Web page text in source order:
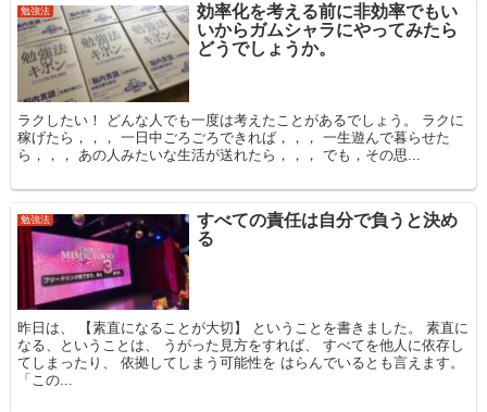
勉強法
効率化を考える前に非効率でもい
いからガムシャラにやってみたら
どうでしょうか。
ラクしたい！ どんな人でも一度は考えたことがあるでしょう。 ラクに
稼げたら，，， 一日中ごろごろできれば，，， 一生遊んで暮らせた
ら，，， あの人みたいな生活が送れたら，，， でも，その思...
勉強法
すべての責任は自分で負うと決め
る
昨日は、 【素直になることが大切】 ということを書きました。 素直に
なる、ということは、 うがった見方をすれば、 すべてを他人に依存し
てしまったり、 依拠してしまう可能性を はらんでいるとも言えます。
「この...